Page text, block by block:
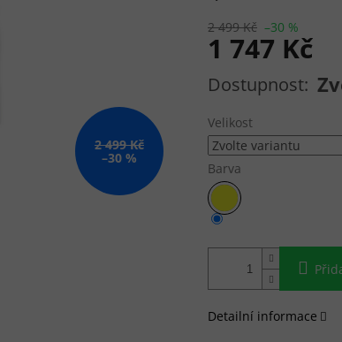
2 499 Kč
–30 %
2 499 Kč –30 %
1 747 Kč
Měrná cena:
Velikost
Barva
Detailní informace